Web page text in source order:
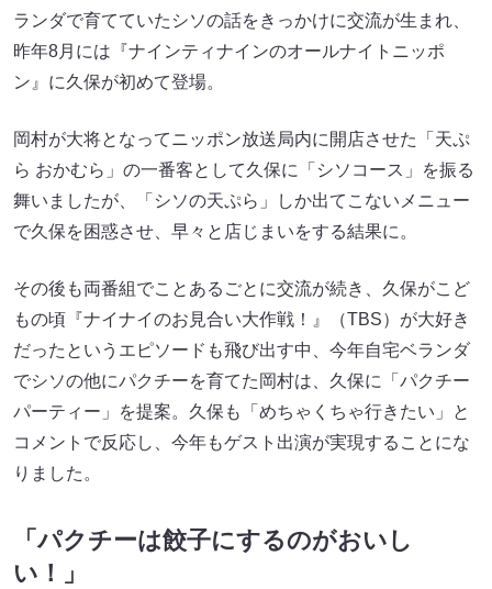
ランダで育てていたシソの話をきっかけに交流が生まれ、
昨年8月には『ナインティナインのオールナイトニッポ
ン』に久保が初めて登場。
岡村が大将となってニッポン放送局内に開店させた「天ぷ
ら おかむら」の一番客として久保に「シソコース」を振る
舞いましたが、「シソの天ぷら」しか出てこないメニュー
で久保を困惑させ、早々と店じまいをする結果に。
その後も両番組でことあるごとに交流が続き、久保がこど
もの頃『ナイナイのお見合い大作戦！』（TBS）が大好き
だったというエピソードも飛び出す中、今年自宅ベランダ
でシソの他にパクチーを育てた岡村は、久保に「パクチー
パーティー」を提案。久保も「めちゃくちゃ行きたい」と
コメントで反応し、今年もゲスト出演が実現することにな
りました。
「パクチーは餃子にするのがおいし
い！」